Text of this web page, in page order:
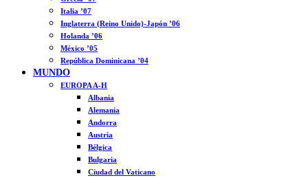
Italia ’07
Inglaterra (Reino Unido)-Japón ’06
Holanda ’06
México ’05
República Dominicana ’04
MUNDO
EUROPA A-H
Albania
Alemania
Andorra
Austria
Bélgica
Bulgaria
Ciudad del Vaticano